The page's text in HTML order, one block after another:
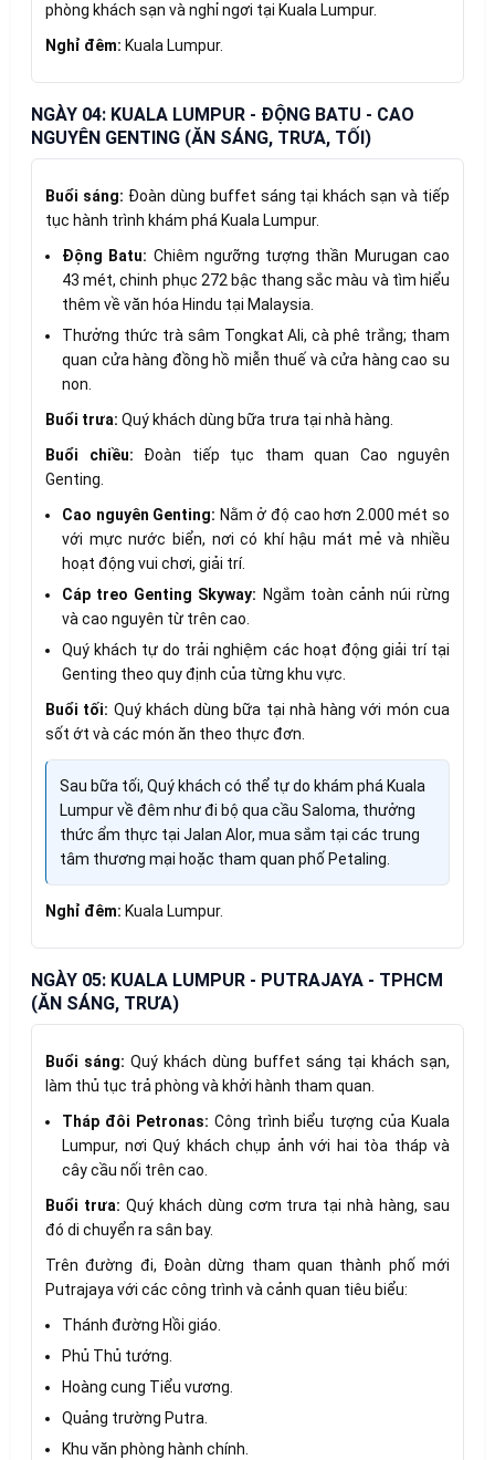
phòng khách sạn và nghỉ ngơi tại Kuala Lumpur.
Nghỉ đêm: Kuala Lumpur.
NGÀY 04: KUALA LUMPUR - ĐỘNG BATU - CAO
NGUYÊN GENTING (ĂN SÁNG, TRƯA, TỐI)
Buổi sáng: Đoàn dùng buffet sáng tại khách sạn và tiếp
tục hành trình khám phá Kuala Lumpur.
Động Batu: Chiêm ngưỡng tượng thần Murugan cao
43 mét, chinh phục 272 bậc thang sắc màu và tìm hiểu
thêm về văn hóa Hindu tại Malaysia.
Thưởng thức trà sâm Tongkat Ali, cà phê trắng; tham
quan cửa hàng đồng hồ miễn thuế và cửa hàng cao su
non.
Buổi trưa: Quý khách dùng bữa trưa tại nhà hàng.
Buổi chiều: Đoàn tiếp tục tham quan Cao nguyên
Genting.
Cao nguyên Genting: Nằm ở độ cao hơn 2.000 mét so
với mực nước biển, nơi có khí hậu mát mẻ và nhiều
hoạt động vui chơi, giải trí.
Cáp treo Genting Skyway: Ngắm toàn cảnh núi rừng
và cao nguyên từ trên cao.
Quý khách tự do trải nghiệm các hoạt động giải trí tại
Genting theo quy định của từng khu vực.
Buổi tối: Quý khách dùng bữa tại nhà hàng với món cua
sốt ớt và các món ăn theo thực đơn.
Sau bữa tối, Quý khách có thể tự do khám phá Kuala
Lumpur về đêm như đi bộ qua cầu Saloma, thưởng
thức ẩm thực tại Jalan Alor, mua sắm tại các trung
tâm thương mại hoặc tham quan phố Petaling.
Nghỉ đêm: Kuala Lumpur.
NGÀY 05: KUALA LUMPUR - PUTRAJAYA - TPHCM
(ĂN SÁNG, TRƯA)
Buổi sáng: Quý khách dùng buffet sáng tại khách sạn,
làm thủ tục trả phòng và khởi hành tham quan.
Tháp đôi Petronas: Công trình biểu tượng của Kuala
Lumpur, nơi Quý khách chụp ảnh với hai tòa tháp và
cây cầu nối trên cao.
Buổi trưa: Quý khách dùng cơm trưa tại nhà hàng, sau
đó di chuyển ra sân bay.
Trên đường đi, Đoàn dừng tham quan thành phố mới
Putrajaya với các công trình và cảnh quan tiêu biểu:
Thánh đường Hồi giáo.
Phủ Thủ tướng.
Hoàng cung Tiểu vương.
Quảng trường Putra.
Khu văn phòng hành chính.